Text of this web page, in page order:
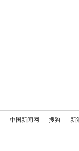
中国新闻网 搜狗 新